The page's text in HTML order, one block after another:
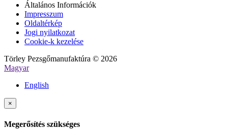
Általános Információk
Impresszum
Oldaltérkép
Jogi nyilatkozat
Cookie-k kezelése
Törley Pezsgőmanufaktúra © 2026
Magyar
English
×
Megerősítés szükséges